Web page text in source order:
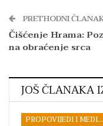
PRETHODNI
Čišćenje Hrama:
na obraćenje srca
JOŠ ČLANAKA
PROPOVIJEDI I MEDITACIJE